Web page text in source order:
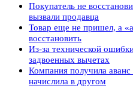
Покупатель не
вызвали продавца
Товар еще не пришел, а
восстановить
Из-за технической
задвоенных вычетах
Компания получила
начислила в другом